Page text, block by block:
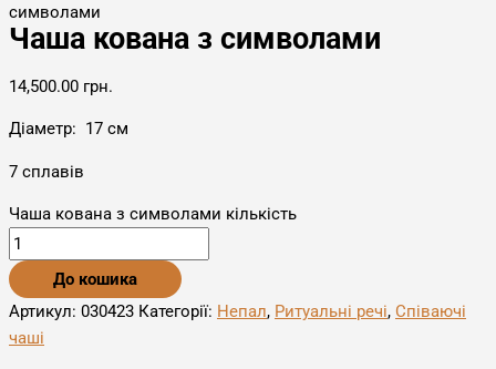
символами
Чаша кована з символами
14,500.00 грн.
Діаметр: 17 см
7 сплавів
Чаша кована з символами кількість
До кошика
Артикул: 030423 Категорії: Непал, Ритуальні речі, Співаючі
чаші